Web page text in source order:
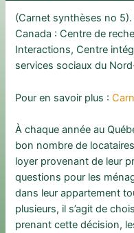
(Carnet synthèses no 5).
Canada : Centre de
Interactions, Centre
services sociaux du
Pour en savoir plus :
À chaque année au
bon nombre de
loyer provenant de leur
questions pour les
dans leur appartement
plusieurs, il s’agit de
prenant cette décision,